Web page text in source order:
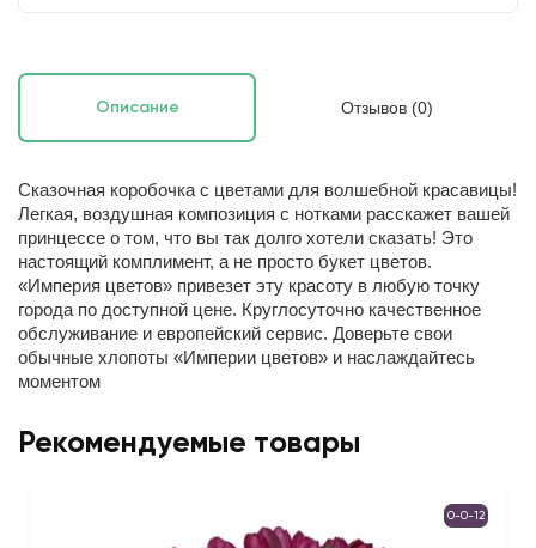
Описание Отзывов (0)
Сказочная коробочка с цветами для волшебной красавицы!
Легкая, воздушная композиция с нотками расскажет вашей
принцессе о том, что вы так долго хотели сказать! Это
настоящий комплимент, а не просто букет цветов.
«Империя цветов» привезет эту красоту в любую точку
города по доступной цене. Круглосуточно качественное
обслуживание и европейский сервис. Доверьте свои
обычные хлопоты «Империи цветов» и наслаждайтесь
моментом
Рекомендуемые товары
0-0-12